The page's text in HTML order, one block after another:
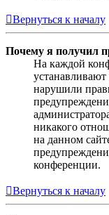
Вернуться к началу
Почему я получил
На каждой
нарушили
никакого
на данном
конференции.
Вернуться к началу